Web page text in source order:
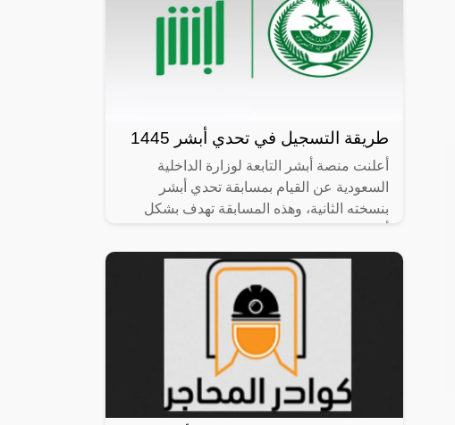
طريقة التسجيل في تحدي أبشر 1445
أعلنت منصة أبشر التابعة لوزارة الداخلية
السعودية عن القيام بمسابقة تحدي أبشر
بنسخته الثانية، وهذه المسابقة تهدف بشكل